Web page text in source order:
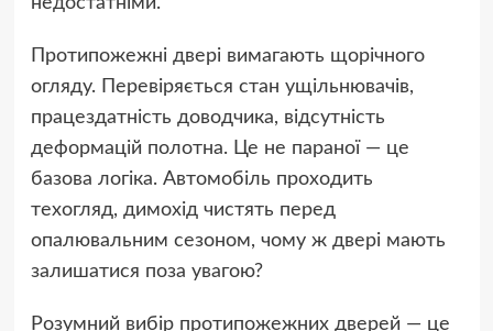
Протипожежні двері вимагають щорічного
огляду. Перевіряється стан ущільнювачів,
працездатність доводчика, відсутність
деформацій полотна. Це не параної — це
базова логіка. Автомобіль проходить
техогляд, димохід чистять перед
опалювальним сезоном, чому ж двері мають
залишатися поза увагою?
Розумний вибір протипожежних дверей — це